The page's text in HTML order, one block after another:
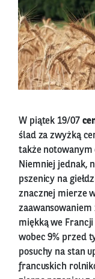
W piątek 19/07
ślad za zwyżką
także notowanym
Niemniej jednak,
pszenicy na
znacznej mierze
zaawansowaniem
miękką we Francji
wobec 9% przed
posuchy na stan
francuskich